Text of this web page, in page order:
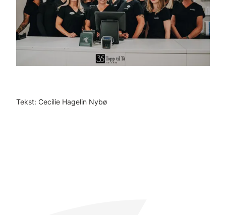
Tekst: Cecilie Hagelin Nybø